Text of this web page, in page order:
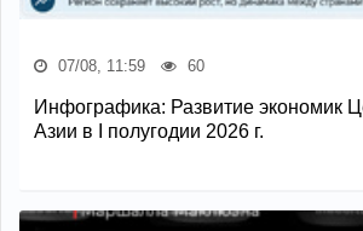
07/08, 11:59 60
Инфографика: Развитие экономик
Азии в I полугодии 2026 г.